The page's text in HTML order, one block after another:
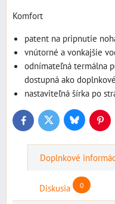
Komfort
patent na pripnutie
vnútorné a vonkajšie
odnímateľná termálna
dostupná ako
nastaviteľná šírka po
FacebookTwitter Bluesky
Doplnkové
Diskusia 0